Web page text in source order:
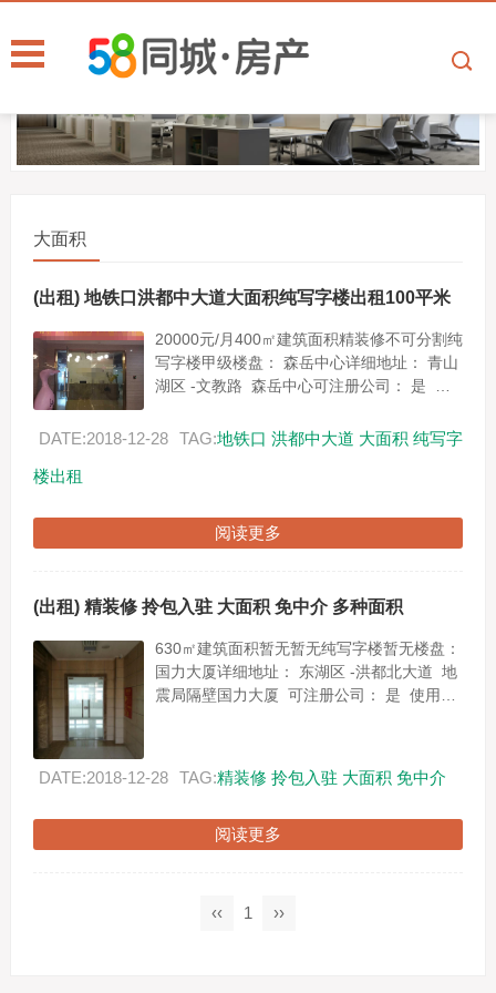
大面积
(出租) 地铁口洪都中大道大面积纯写字楼出租100平米
20000元/月400㎡建筑面积精装修不可分割纯
写字楼甲级楼盘： 森岳中心详细地址： 青山
湖区 -文教路 森岳中心可注册公司： 是 使
DATE:2018-12-28 TAG:地铁口 洪都中大道 大面积 纯写字
楼出租
阅读更多
(出租) 精装修 拎包入驻 大面积 免中介 多种面积
630㎡建筑面积暂无暂无纯写字楼暂无楼盘：
国力大厦详细地址： 东湖区 -洪都北大道 地
震局隔壁国力大厦 可注册公司： 是 使用
DATE:2018-12-28 TAG:精装修 拎包入驻 大面积 免中介
阅读更多
‹‹ 1 ››